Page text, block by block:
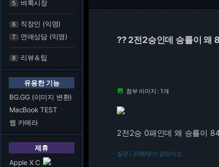
5 벼룩시장
6 직장인 (익명)
7 연애상담 (익명)
8 리뷰＆팁
유용한 기능
BG.GG (이미지 변환)
MacBook TEST
웹 카메라
제휴
Apple X C
?? 2전2승인데 승률이 왜
 첨부 이미지 : 1개
2전2승 0패인데 왜 승률이
질문 | 2589명이 읽었어요.